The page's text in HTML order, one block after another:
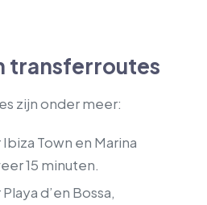
transferroutes
zijn onder meer:
Town en Marina
15 minuten.
d’en Bossa,